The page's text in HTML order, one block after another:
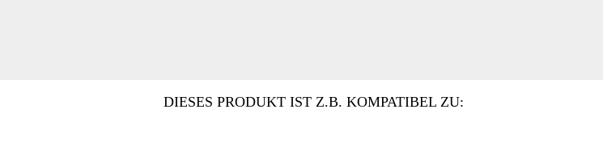
DIESES PRODUKT IST Z.B. KOMPATIBEL ZU: